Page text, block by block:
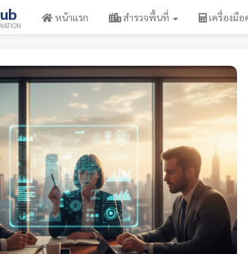
หน้าแรก สำรวจพื้นที่ เครื่องมื